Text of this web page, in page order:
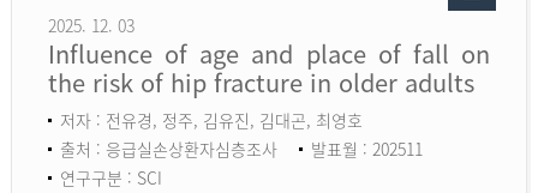
2025. 12. 03
Influence of age and place of fall on
the risk of hip fracture in older adults
저자 : 전유경, 정주, 김유진, 김대곤, 최영호
출처 : 응급실손상환자심층조사
발표월 : 202511
연구구분 : SCI